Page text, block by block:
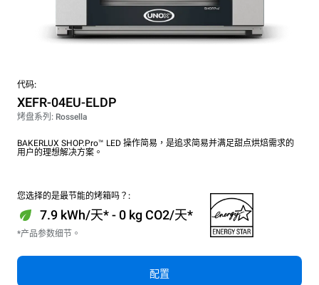
代码:
XEFR-04EU-ELDP
烤盘系列: Rossella
BAKERLUX SHOP.Pro™ LED 操作简易，是追求简易并满足甜点烘焙需求的
用户的理想解决方案。
您选择的是最节能的烤箱吗？:
7.9 kWh/天* - 0 kg CO2/天*
*产品参数细节。
配置